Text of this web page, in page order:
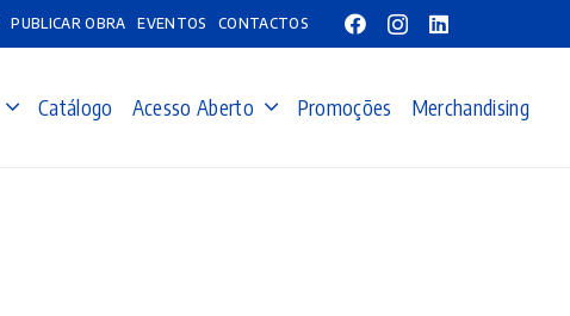
PUBLICAR OBRA EVENTOS CONTACTOS
Catálogo Acesso Aberto Promoções Merchandising